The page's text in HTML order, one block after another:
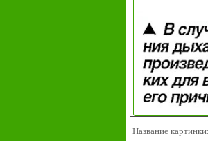
Название картинки: